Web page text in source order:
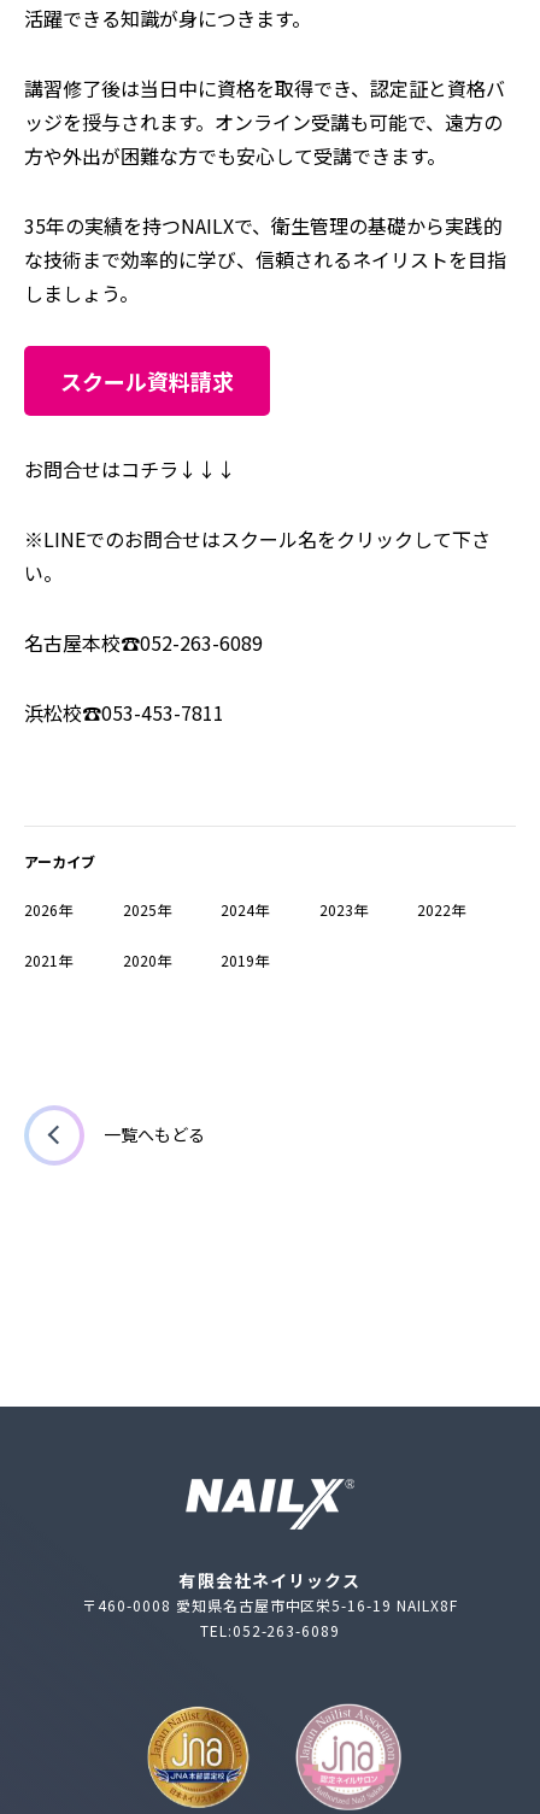
活躍できる知識が身につきます。
講習修了後は当日中に資格を取得でき、認定証と資格バ
ッジを授与されます。オンライン受講も可能で、遠方の
方や外出が困難な方でも安心して受講できます。
35年の実績を持つNAILXで、衛生管理の基礎から実践的
な技術まで効率的に学び、信頼されるネイリストを目指
しましょう。
スクール資料請求
お問合せはコチラ↓↓↓
※LINEでのお問合せはスクール名をクリックして下さ
い。
名古屋本校☎052-263-6089
浜松校☎053-453-7811
アーカイブ
2026年 2025年 2024年 2023年 2022年
2021年 2020年 2019年
一覧へもどる
有限会社ネイリックス
〒460-0008 愛知県名古屋市中区栄5-16-19 NAILX8F
TEL:052-263-6089